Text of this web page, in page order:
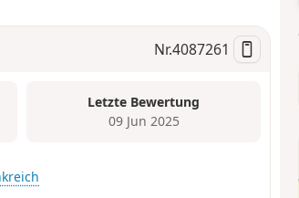
Nr.4087261
Letzte Bewertung
09 Jun 2025